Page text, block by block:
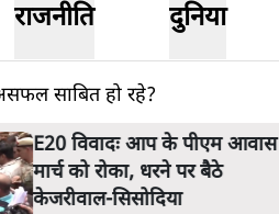
राजनीति दुनिया
साबित हो रहे?
E20 विवादः आप के पीएम आवास
मार्च को रोका, धरने पर बैठे
केजरीवाल-सिसोदिया